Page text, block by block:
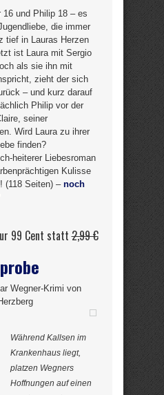
16 und Philip 18 – es
die immer
tief in Lauras Herzen
ist Laura mit Sergio
als sie ihn mit
zieht der sich
– und kurz darauf
Philip vor der
seiner
Wird Laura zu ihrer
finden?
heiterer Liebesroman
Kulisse
(118 Seiten) – noch
99 Cent statt2,99 €
Wegner-Krimi von
Während Kallsen im
Krankenhaus liegt,
platzen Wegners
Hoffnungen auf einen